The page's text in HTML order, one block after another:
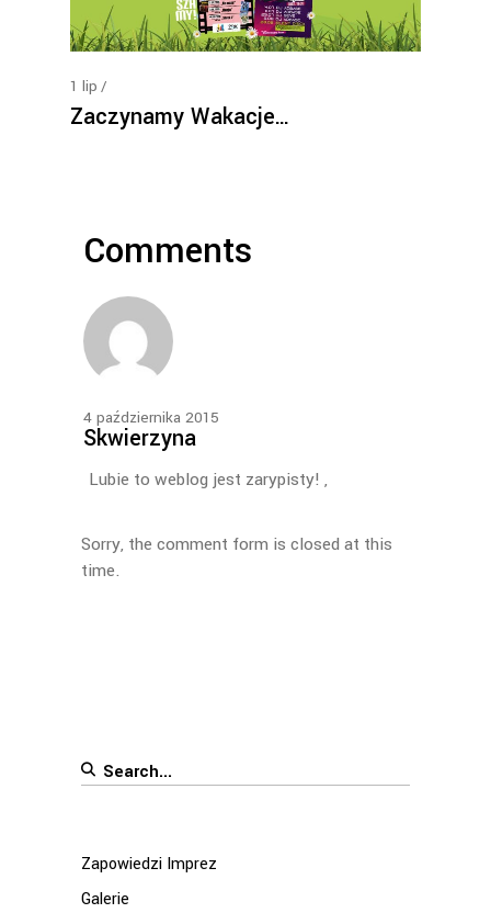
1 lip
Zaczynamy Wakacje…
Comments
4 października 2015
Skwierzyna
Lubie to weblog jest zarypisty! ,
Sorry, the comment form is closed at this
time.
Search
Zapowiedzi Imprez
Galerie